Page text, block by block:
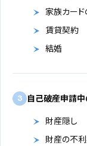
家族カー
賃貸契約
結婚
3 自己破産申請中
財産隠し
財産の不